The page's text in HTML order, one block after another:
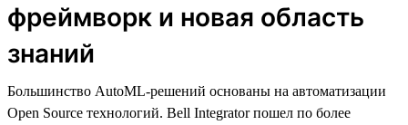
фреймворк и новая область
знаний
Большинство AutoML-решений основаны на автоматизации
Open Source технологий. Bell Integrator пошел по более